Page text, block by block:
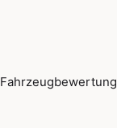
Fahrzeugbewertung